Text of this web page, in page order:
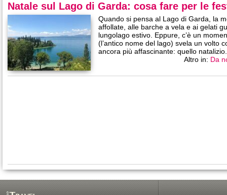
Natale sul Lago di Garda: cosa fare per le
Quando si pensa al Lago di Garda, la
affollate, alle barche a vela e ai gelati
lungolago estivo. Eppure, c’è un
(l’antico nome del lago) svela un volto
ancora più affascinante: quello
Altro in: Da